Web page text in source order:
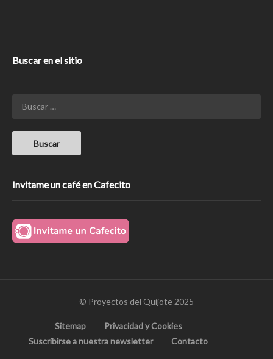
Buscar en el sitio
Invitame un café en Cafecito
© Proyectos del Quijote 2025
Sitemap
Privacidad y Cookies
Suscribirse a nuestra newsletter
Contacto